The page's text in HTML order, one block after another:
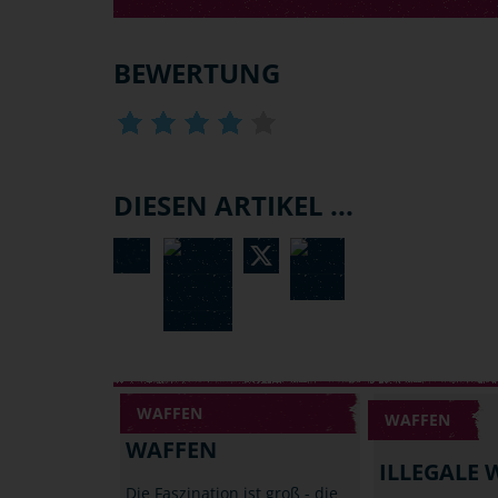
BEWERTUNG
DIESEN ARTIKEL ...
WAFFEN
WAFFEN
Die Faszination ist groß - die
WAFFEN
ILLEGALE